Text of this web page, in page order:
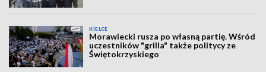
KIELCE
Morawiecki rusza po własną partię. Wśród
uczestników "grilla" także politycy ze
Świętokrzyskiego